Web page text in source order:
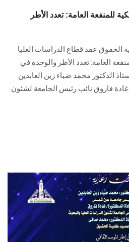
للمنفعة العامة: تعدد الأطر
الحقوق عقد قطاع الدراسات العليا
العامة: تعدد الأطر والوحدة في
الدكتور محمد ضياء ‏زين العابدين
فاروق نائب رئيس الجامعة ‏لشئون